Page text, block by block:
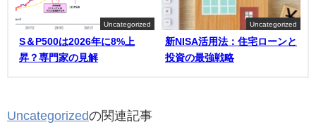
Uncategorized
S＆P500は2026年に8%上
昇？専門家の見解
Uncategorized
新NISA活用法：住宅ローンと
投資の最強戦略
Uncategorizedの関連記事